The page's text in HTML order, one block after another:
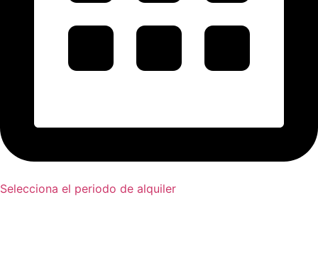
Selecciona el periodo de alquiler